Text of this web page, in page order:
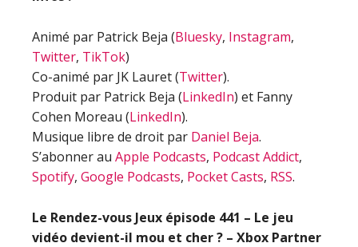
Animé par Patrick Beja (Bluesky, Instagram,
Twitter, TikTok)
Co-animé par JK Lauret (Twitter).
Produit par Patrick Beja (LinkedIn) et Fanny
Cohen Moreau (LinkedIn).
Musique libre de droit par Daniel Beja.
S’abonner au Apple Podcasts, Podcast Addict,
Spotify, Google Podcasts, Pocket Casts, RSS.
Le Rendez-vous Jeux épisode 441 – Le jeu
vidéo devient-il mou et cher ? – Xbox Partner